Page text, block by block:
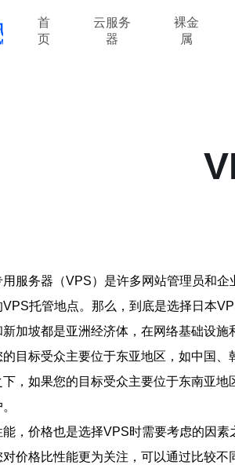
首
页
云服务
器
裸金
属
用服务器（VPS）是许多网站管理员和
托管地点。那么，到底是选择日本
新加坡都是亚洲经济体，在网络基础设
的目标受众主要位于东亚地区，如中国
下，如果您的目标受众主要位于东南亚
能，价格也是选择VPS时需要考虑的因
对价格比性能更为关注，可以通过比较